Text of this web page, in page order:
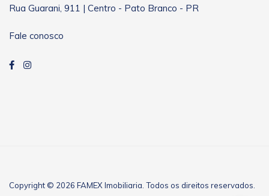
Rua Guarani, 911 | Centro - Pato Branco - PR
Fale conosco
Copyright © 2026 FAMEX Imobiliaria. Todos os direitos reservados.